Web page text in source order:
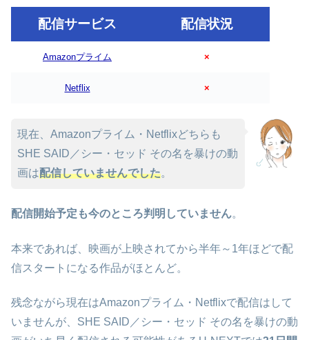
配信サービス 配信状況
Amazonプライム ×
Netflix ×
現在、Amazonプライム・Netflixどちらも
SHE SAID／シー・セッド その名を暴けの動
画は配信していませんでした。
配信開始予定も今のところ判明していません。
本来であれば、映画が上映されてから半年～1年ほどで配
信スタートになる作品がほとんど。
残念ながら現在はAmazonプライム・Netflixで配信はして
いませんが、SHE SAID／シー・セッド その名を暴けの動